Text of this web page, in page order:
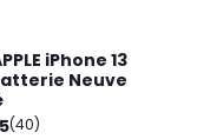
iPhone 13
Neuve
(40)